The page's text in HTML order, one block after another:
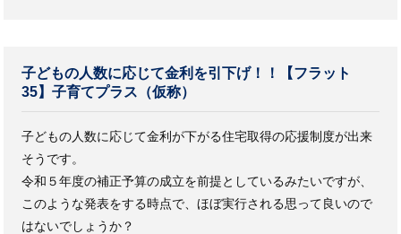
子どもの人数に応じて金利を引下げ！！【フラット
35】子育てプラス（仮称）
子どもの人数に応じて金利が下がる住宅取得の応援制度が出来
そうです。
令和５年度の補正予算の成立を前提としているみたいですが、
このような発表をする時点で、ほぼ実行される思って良いので
はないでしょうか？